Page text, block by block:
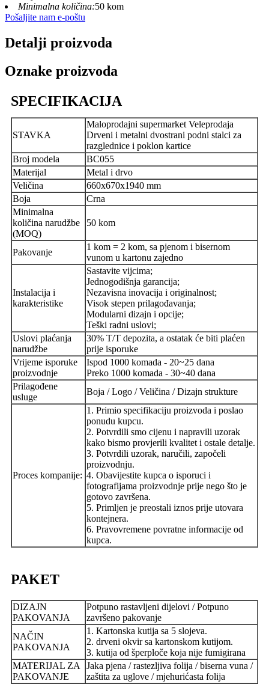
Minimalna količina:50 kom
Pošaljite nam e-poštu
Detalji proizvoda
Oznake proizvoda
SPECIFIKACIJA
STAVKA
Maloprodajni supermarket Veleprodaja
Drveni i metalni dvostrani podni stalci za
razglednice i poklon kartice
Broj modela
BC055
Materijal
Metal i drvo
Veličina
660x670x1940 mm
Boja
Crna
Minimalna
količina narudžbe
(MOQ)
50 kom
Pakovanje
1 kom = 2 kom, sa pjenom i bisernom
vunom u kartonu zajedno
Instalacija i
karakteristike
Sastavite vijcima;
Jednogodišnja garancija;
Nezavisna inovacija i originalnost;
Visok stepen prilagođavanja;
Modularni dizajn i opcije;
Teški radni uslovi;
Uslovi plaćanja
narudžbe
30% T/T depozita, a ostatak će biti plaćen
prije isporuke
Vrijeme isporuke
proizvodnje
Ispod 1000 komada - 20~25 dana
Preko 1000 komada - 30~40 dana
Prilagođene
usluge
Boja / Logo / Veličina / Dizajn strukture
Proces kompanije:
1. Primio specifikaciju proizvoda i poslao
ponudu kupcu.
2. Potvrdili smo cijenu i napravili uzorak
kako bismo provjerili kvalitet i ostale detalje.
3. Potvrdili uzorak, naručili, započeli
proizvodnju.
4. Obavijestite kupca o isporuci i
fotografijama proizvodnje prije nego što je
gotovo završena.
5. Primljen je preostali iznos prije utovara
kontejnera.
6. Pravovremene povratne informacije od
kupca.
PAKET
DIZAJN
PAKOVANJA
Potpuno rastavljeni dijelovi / Potpuno
završeno pakovanje
NAČIN
PAKOVANJA
1. Kartonska kutija sa 5 slojeva.
2. drveni okvir sa kartonskom kutijom.
3. kutija od šperploče koja nije fumigirana
MATERIJAL ZA
PAKOVANJE
Jaka pjena / rastezljiva folija / biserna vuna /
zaštita za uglove / mjehurićasta folija